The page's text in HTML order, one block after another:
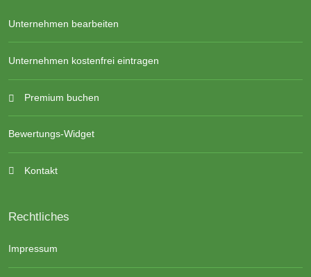
Unternehmen bearbeiten
Unternehmen kostenfrei eintragen
Premium buchen
Bewertungs-Widget
Kontakt
Rechtliches
Impressum